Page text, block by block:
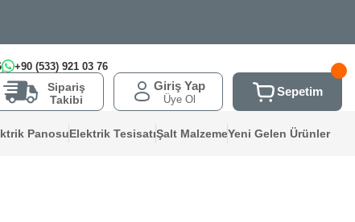
+90 (533) 921 03 76
Sipariş
Takibi
Giriş Yap
Üye Ol
Sepetim
PanosuElektrik TesisatıŞalt MalzemeYeni Gelen Ürünler